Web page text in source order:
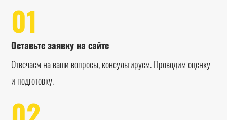
01
Оставьте заявку на сайте
Отвечаем на ваши вопросы, консультируем. Проводим оценку
и подготовку.